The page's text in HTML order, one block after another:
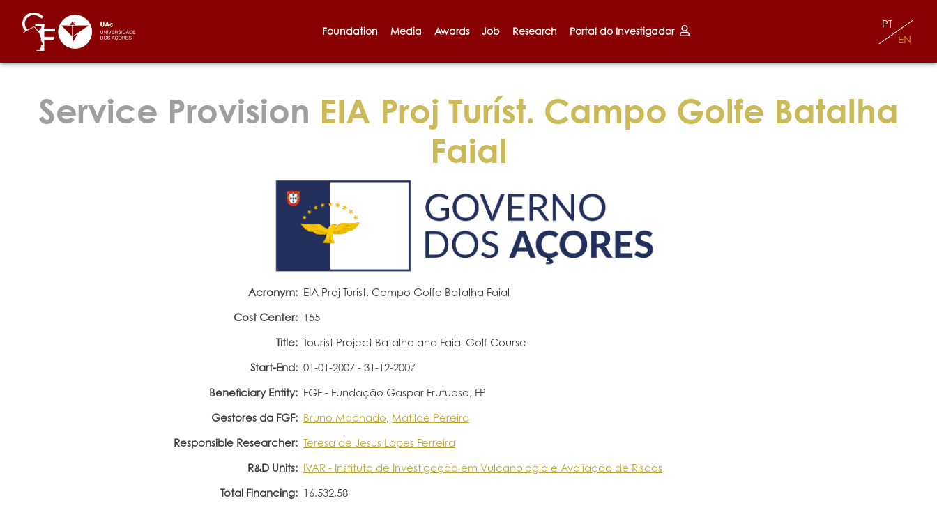
Foundation Media Awards Job Research Portal do Investigador
EN
PT
Service Provision EIA Proj Turíst. Campo Golfe Batalha
Faial
Acronym: EIA Proj Turíst. Campo Golfe Batalha Faial
Cost Center: 155
Title: Tourist Project Batalha and Faial Golf Course
Start-End: 01-01-2007 - 31-12-2007
Beneficiary Entity: FGF - Fundação Gaspar Frutuoso, FP
Gestores da FGF: Bruno Machado, Matilde Pereira
Responsible Researcher: Teresa de Jesus Lopes Ferreira
R&D Units: IVAR - Instituto de Investigação em Vulcanologia e Avaliação de Riscos
Total Financing: 16.532,58